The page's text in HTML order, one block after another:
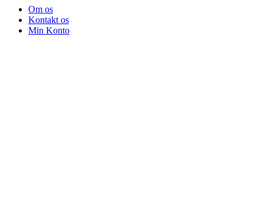
Om os
Kontakt os
Min Konto